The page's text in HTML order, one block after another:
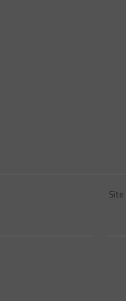
Site